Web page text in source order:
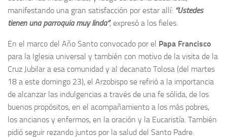
manifestando una gran satisfacción por estar allí: “Ustedes
tienen una parroquia muy linda”, expresó a los fieles.
En el marco del Año Santo convocado por el Papa Francisco
para la Iglesia universal y también con motivo de la visita de la
Cruz Jubilar a esa comunidad y al decanato Tolosa (del martes
18 a este domingo 23), el Arzobispo se refirió a la importancia
de alcanzar las indulgencias a través de una fe sólida, de los
buenos propósitos, en el acompañamiento a los más pobres,
los ancianos y enfermos, en la oración y la Eucaristía. También
pidió seguir rezando juntos por la salud del Santo Padre.